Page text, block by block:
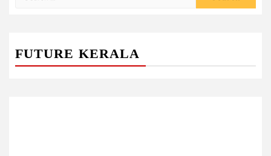
FUTURE KERALA